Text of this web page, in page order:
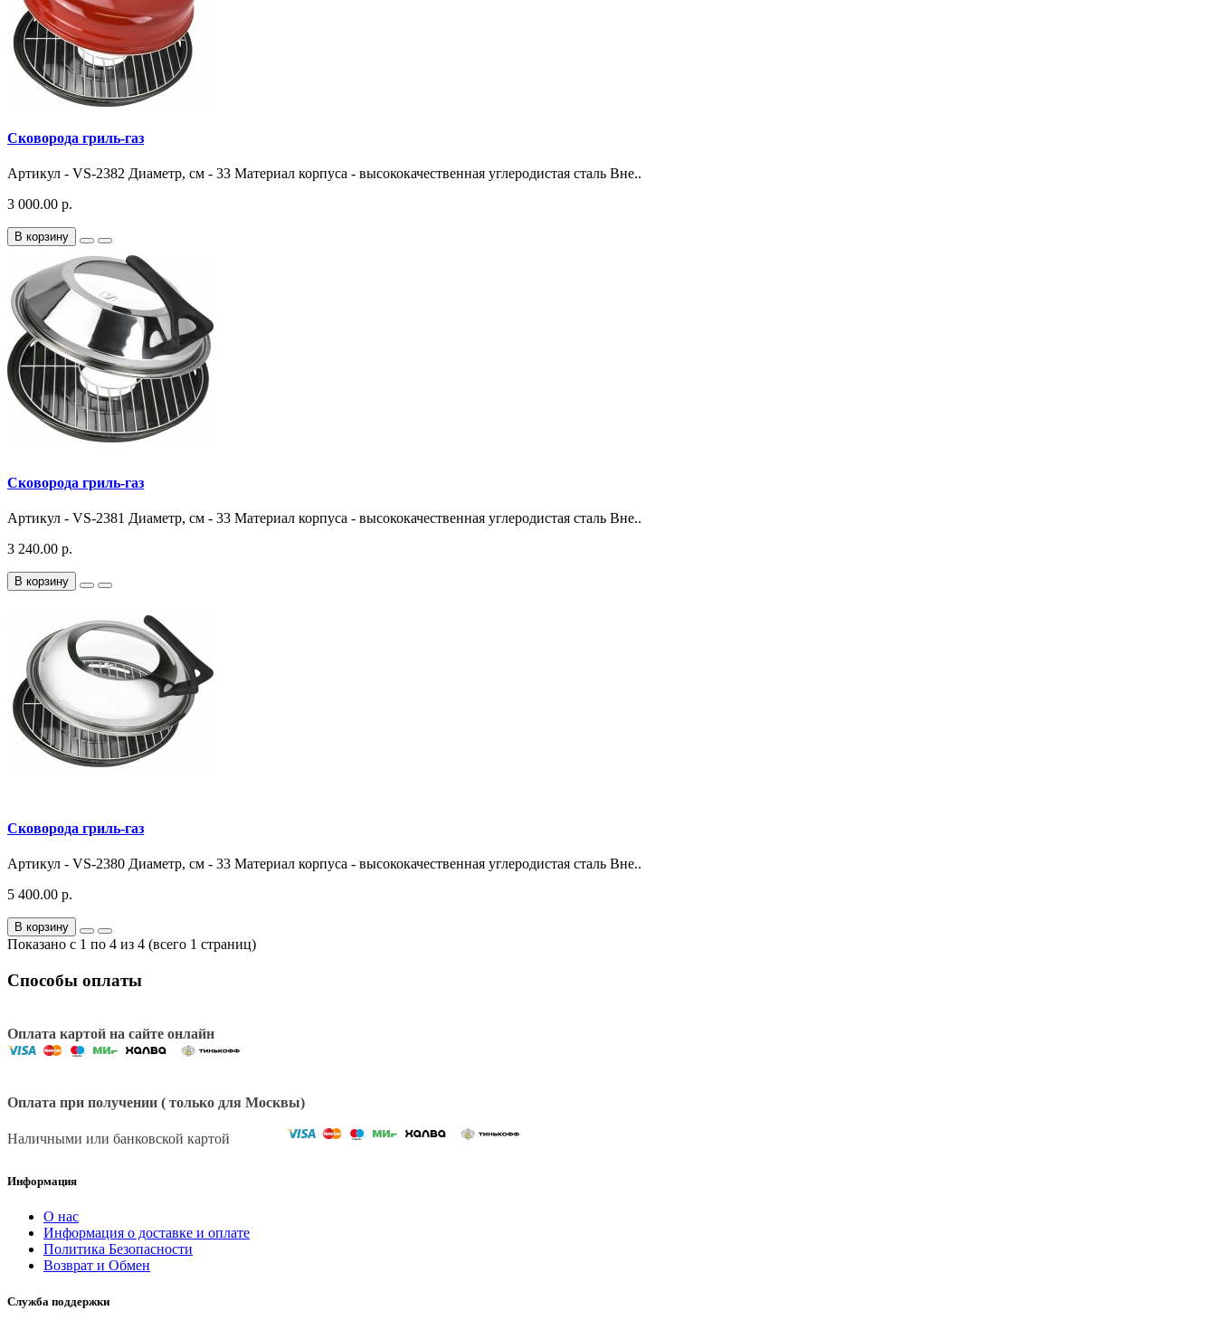
Сковорода гриль-газ
Артикул - VS-2382 Диаметр, см - 33 Материал корпуса - высококачественная углеродистая сталь Вне..
3 000.00 р.
В корзину
Сковорода гриль-газ
Артикул - VS-2381 Диаметр, см - 33 Материал корпуса - высококачественная углеродистая сталь Вне..
3 240.00 р.
В корзину
Сковорода гриль-газ
Артикул - VS-2380 Диаметр, см - 33 Материал корпуса - высококачественная углеродистая сталь Вне..
5 400.00 р.
В корзину
Показано с 1 по 4 из 4 (всего 1 страниц)
Способы оплаты
Оплата картой на сайте онлайн
Оплата при получении ( только для Москвы)
Наличными или банковской картой
Информация
О нас
Информация о доставке и оплате
Политика Безопасности
Возврат и Обмен
Служба поддержки